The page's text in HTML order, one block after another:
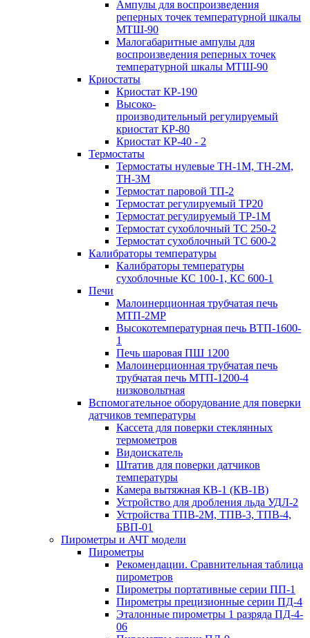
Ампулы для воспроизведения
реперных точек температурной шкалы
МТШ-90
Малогабаритные ампулы для
воспроизведения реперных точек
температурной шкалы МТШ-90
Криостаты
Криостат КР-190
Высоко-
производительный регулируемый
криостат КР-80
Криостат КР-40 - 2
Термостаты
Термостаты нулевые ТН-1М, ТН-2М,
ТН-3М
Термостат паровой ТП-2
Термостат регулируемый ТР20
Термостат регулируемый ТР-1М
Термостат сухоблочный ТС 250-2
Термостат сухоблочный ТС 600-2
Калибраторы температуры
Калибраторы температуры
сухоблочные КС 100-1, КС 600-1
Печи
Малоинерционная трубчатая печь
МТП-2МР
Высокотемпературная печь ВТП-1600-
1
Печь шаровая ПШ 1200
Малоинерционная трубчатая печь
трубчатая печь МТП-1200-4
низковольтная
Вспомогательное оборудование для поверки
датчиков температуры
Кассета для поверки стеклянных
термометров
Видоискатель
Штатив для поверки датчиков
температуры
Камера вытяжная КВ-1 (КВ-1В)
Устройство для дробления льда УДЛ-2
Устройства ТПВ-2М, ТПВ-3, ТПВ-4,
БВП-01
Пирометры и АЧТ модели
Пирометры
Рекомендации. Сравнительная таблица
пирометров
Пирометры портативные серии ПП-1
Пирометры прецизионные серии ПД-4
Эталонные пирометры 1 разряда ПД-4-
06